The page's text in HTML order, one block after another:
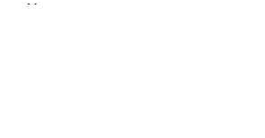
Музика